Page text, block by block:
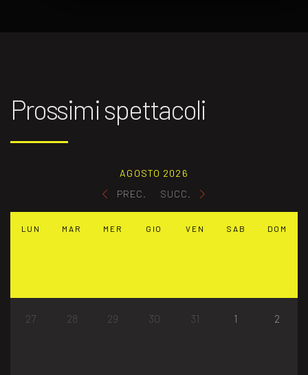
Prossimi spettacoli
PREC.
AGOSTO 2026
SUCC.
LUN MAR MER GIO VEN SAB DOM
27 28 29 30 31 1 2